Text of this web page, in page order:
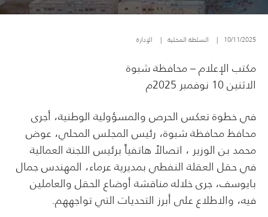
10/11/2025
| السلطة المحلية | الإدارة
مكتب الإعلام – محافظة شبوة
الاثنين 10 نوفمبر 2025م
في خطوة تعكس الحرص والمسؤولية الوطنية، أجرى
محافظ محافظة شبوة، رئيس المجلس المحلي، عوض
محمد بن الوزير ، اتصالاً هاتفياً برئيس اللجنة العمالية
في حقل العقلة النفطي بمديرية عرماء، المهندس جمال
بايوسف، جرى خلاله مناقشة أوضاع الحقل والعاملين
فيه، والاطلاع على أبرز التحديات التي تواجههم.